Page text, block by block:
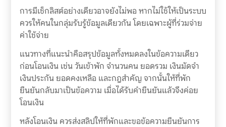
การมีเช็กลิสต์อย่างเดียวอาจยังไม่พอ หากไม่ใช้ให้เป็นระบบ
ควรให้คนในกลุ่มรับรู้ข้อมูลเดียวกัน โดยเฉพาะผู้ที่ร่วมจ่าย
ค่าใช้จ่าย
แนวทางที่แนะนำคือสรุปข้อมูลทั้งหมดลงในข้อความเดียว
ก่อนโอนเงิน เช่น วันเข้าพัก จำนวนคน ยอดรวม เงินมัดจำ
เงินประกัน ยอดคงเหลือ และกฎสำคัญ จากนั้นให้ที่พัก
ยืนยันกลับมาเป็นข้อความ เมื่อได้รับคำยืนยันแล้วจึงค่อย
โอนเงิน
หลังโอนเงิน ควรส่งสลิปให้ที่พักและขอข้อความยืนยันการ